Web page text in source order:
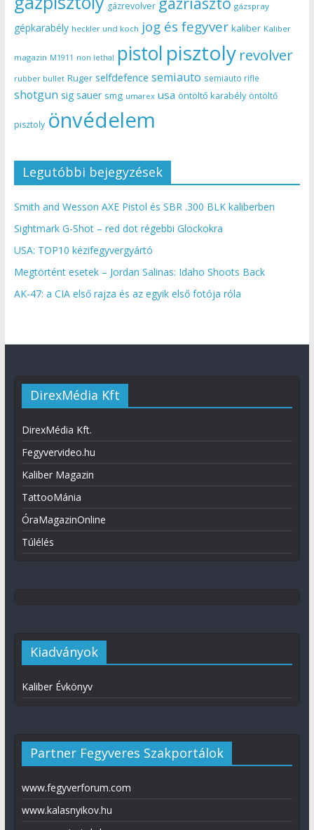
gázrevolver gázspray
gépkarabély heckler und koch jog és fegyver kaliber Kaliber
magazin M1911 non lethal pistol pisztoly revolver
rubber bullet Ruger selfdefence semiauto semiauto rifle
shotgun sig sauer smg umarex usa öntöltő karabély öntöltő
pisztoly önvédelem
Legutóbbi bejegyzések
Smith and Wesson AXE Pistol és SBR .300 BLK kaliberben
Sightmark G-Shot – red dot régebbi Glockokra
USA: TOP10 kézifegyvergyártó
Megtörtént esetek – Jordan Salinas: Idaho Shoots Back
AK-47: a CIA első rajza és az egyik első fotója róla
DirexMédia Kft
DirexMédia Kft.
Fegyvervideo.hu
Kaliber Magazin
TattooMánia
ÓraMagazinOnline
Túlélés
Kiadványok
Kaliber Évkönyv
Partner Fegyveres Szakportálok
www.fegyverforum.com
www.kalasnyikov.hu